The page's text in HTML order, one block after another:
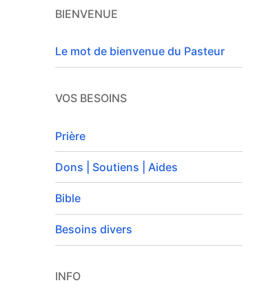
BIENVENUE
Le mot de bienvenue du Pasteur
VOS BESOINS
Prière
Dons | Soutiens | Aides
Bible
Besoins divers
INFO